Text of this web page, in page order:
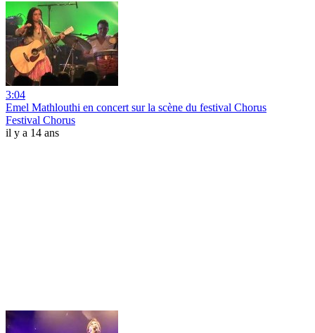
3:04
Emel Mathlouthi en concert sur la scène du festival Chorus
Festival Chorus
il y a 14 ans